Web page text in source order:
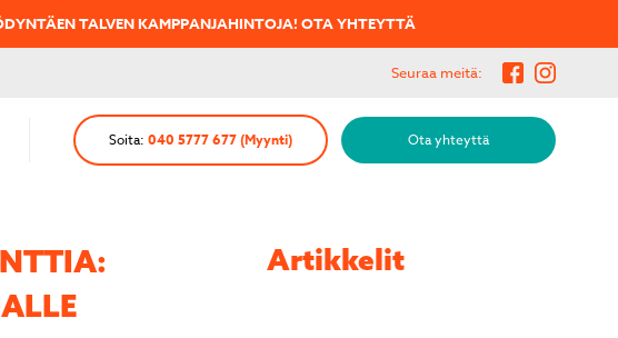
TALVEN KAMPPANJAHINTOJA! OTA YHTEYTTÄ
Seuraa meitä:
Soita: 040 5777 677 (Myynti) Ota yhteyttä
Artikkelit